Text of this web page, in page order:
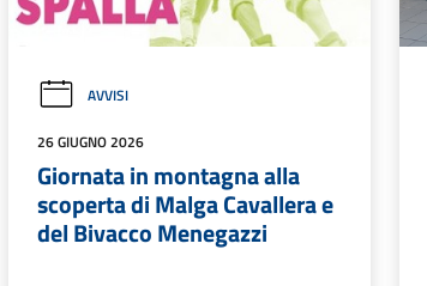
AVVISI
26 GIUGNO 2026
Giornata in montagna alla
scoperta di Malga Cavallera e
del Bivacco Menegazzi